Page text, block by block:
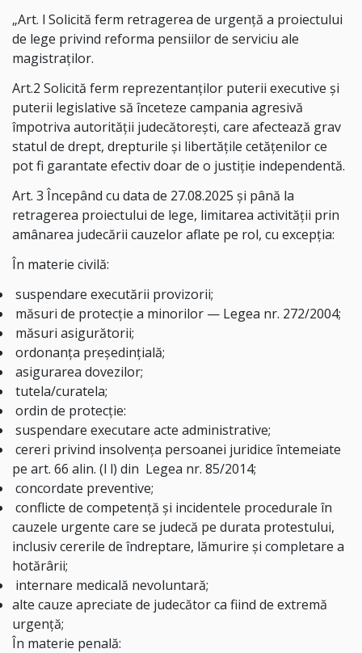
„Art. l Solicită ferm retragerea de urgență a proiectului
de lege privind reforma pensiilor de serviciu ale
magistraților.
Art.2 Solicită ferm reprezentanților puterii executive și
puterii legislative să înceteze campania agresivă
împotriva autorității judecătorești, care afectează grav
statul de drept, drepturile și libertățile cetățenilor ce
pot fi garantate efectiv doar de o justiție independentă.
Art. 3 Începând cu data de 27.08.2025 și până la
retragerea proiectului de lege, limitarea activităţii prin
amânarea judecării cauzelor aflate pe rol, cu excepția:
În materie civilă:
suspendare executării provizorii;
măsuri de protecție a minorilor — Legea nr. 272/2004;
măsuri asigurătorii;
ordonanța președințială;
asigurarea dovezilor;
tutela/curatela;
ordin de protecție:
suspendare executare acte administrative;
cereri privind insolvența persoanei juridice întemeiate
pe art. 66 alin. (l l) din Legea nr. 85/2014;
concordate preventive;
conflicte de competență și incidentele procedurale în
cauzele urgente care se judecă pe durata protestului,
inclusiv cererile de îndreptare, lămurire și completare a
hotărârii;
internare medicală nevoluntară;
alte cauze apreciate de judecător ca fiind de extremă
urgenţă;
În materie penală: